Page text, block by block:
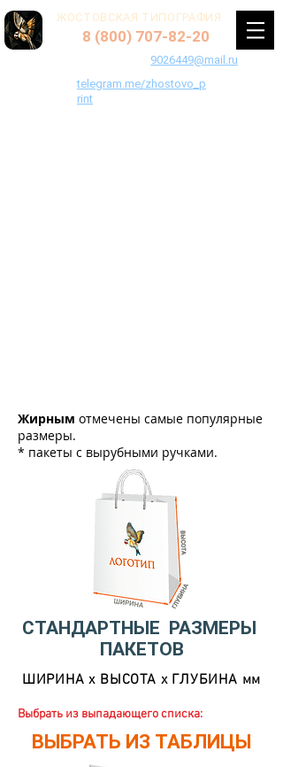
ЖОСТОВСКАЯ ТИПОГРАФИЯ
8 (800) 707-82-20
9026449@mail.ru
telegram.me/zhostovo_p
rint
Жирным отмечены самые популярные
размеры.
* пакеты с вырубными ручками.
СТАНДАРТНЫЕ РАЗМЕРЫ
ПАКЕТОВ
ШИРИНА х ВЫСОТА х ГЛУБИНА мм
Выбрать из выпадающегосписка:
ВЫБРАТЬ ИЗ ТАБЛИЦЫ